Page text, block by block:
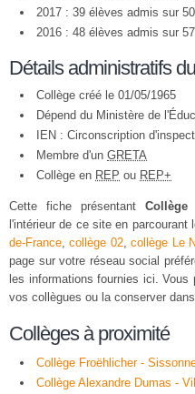
2017 : 39 élèves admis sur
2016 : 48 élèves admis sur
Détails administratifs
Collège créé le 01/05/1965
Dépend du Ministère de
IEN : Circonscription
Membre d'un GRETA
Collège en REP ou REP+
Cette fiche présentant Collège
l'intérieur de ce site en
de-France,collège 02,collège Le
page sur votre réseau social
les informations fournies ici.
vos collègues ou la conserver
Collèges à proximité
Collège Froëhlicher -
Collège Alexandre Dumas -